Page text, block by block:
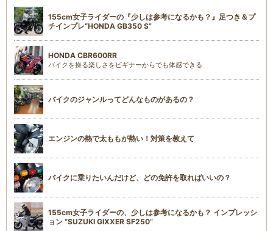
155cm女子ライダーの『少しは参考になるかも？』足つき＆プ
チインプレ“HONDA GB350 S”
HONDA CBR600RR
バイクを操る楽しさをビギナーからでも体感できる
バイクのジャンルってどんなものがあるの？
エンジンの熱で太ももが熱い！対策を教えて
バイクに乗りたいんだけど、どの免許を取ればいいの？
155cm女子ライダーの、少しは参考になるかも？ インプレッシ
ョン “SUZUKI GIXXER SF250”